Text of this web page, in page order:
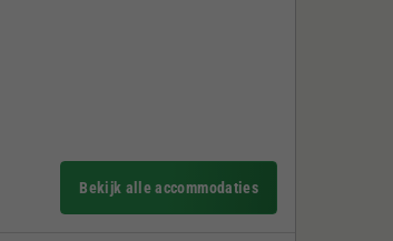
Bekijk alle accommodaties